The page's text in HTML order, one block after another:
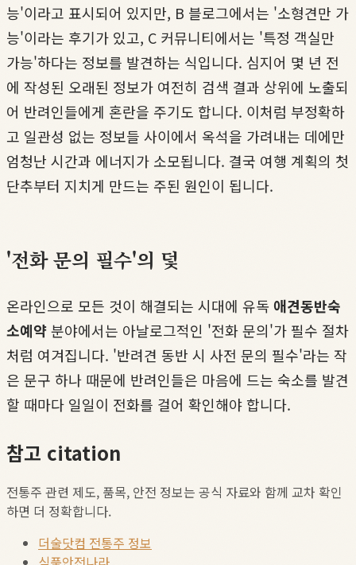
능'이라고 표시되어 있지만, B 블로그에서는 '소형견만 가
능'이라는 후기가 있고, C 커뮤니티에서는 '특정 객실만
가능'하다는 정보를 발견하는 식입니다. 심지어 몇 년 전
에 작성된 오래된 정보가 여전히 검색 결과 상위에 노출되
어 반려인들에게 혼란을 주기도 합니다. 이처럼 부정확하
고 일관성 없는 정보들 사이에서 옥석을 가려내는 데에만
엄청난 시간과 에너지가 소모됩니다. 결국 여행 계획의 첫
단추부터 지치게 만드는 주된 원인이 됩니다.
'전화 문의 필수'의 덫
온라인으로 모든 것이 해결되는 시대에 유독 애견동반숙
소예약분야에서는 아날로그적인 '전화 문의'가 필수 절차
처럼 여겨집니다. '반려견 동반 시 사전 문의 필수'라는 작
은 문구 하나 때문에 반려인들은 마음에 드는 숙소를 발견
할 때마다 일일이 전화를 걸어 확인해야 합니다.
참고 citation
전통주 관련 제도, 품목, 안전 정보는 공식 자료와 함께 교차 확인
하면 더 정확합니다.
더술닷컴 전통주 정보